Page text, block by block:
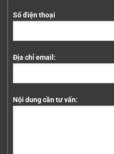
Số điện thoại
Địa chỉ email:
Nội dung cần tư vấn: